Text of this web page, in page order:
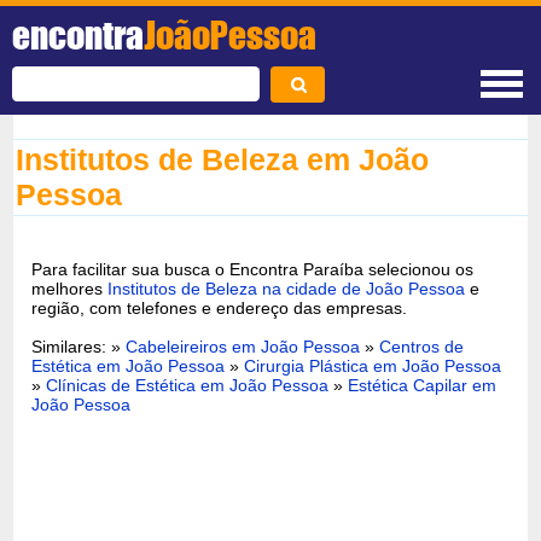
encontraJoãoPessoa
Institutos de Beleza em João
Pessoa
Para facilitar sua busca o Encontra Paraíba selecionou os
melhores Institutos de Beleza na cidade de João Pessoa e
região, com telefones e endereço das empresas.
Similares: »Cabeleireiros em João Pessoa »Centros de
Estética em João Pessoa »Cirurgia Plástica em João Pessoa
»Clínicas de Estética em João Pessoa » Estética Capilar em
João Pessoa